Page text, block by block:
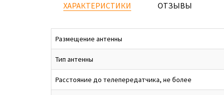
ХАРАКТЕРИСТИКИ ОТЗЫВЫ
Размещение антенны
Тип антенны
Расстояние до телепередатчика, не более